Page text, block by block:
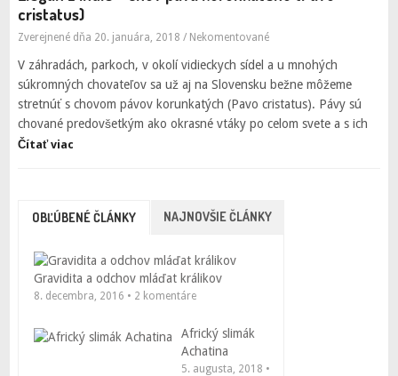
cristatus)
Zverejnené dňa 20. januára, 2018 / Nekomentované
V záhradách, parkoch, v okolí vidieckych sídel a u mnohých
súkromných chovateľov sa už aj na Slovensku bežne môžeme
stretnúť s chovom pávov korunkatých (Pavo cristatus). Pávy sú
chované predovšetkým ako okrasné vtáky po celom svete a s ich
Čítať viac
OBĽÚBENÉ ČLÁNKY NAJNOVŠIE ČLÁNKY
Gravidita a odchov mláďat králikov
8. decembra, 2016 • 2 komentáre
Africký slimák
Achatina
5. augusta, 2018 •